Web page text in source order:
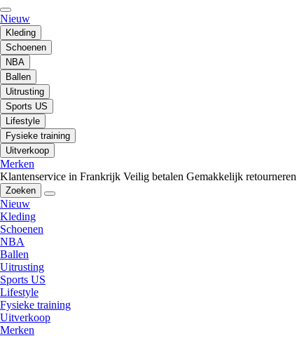
Nieuw
Kleding
Schoenen
NBA
Ballen
Uitrusting
Sports US
Lifestyle
Fysieke training
Uitverkoop
Merken
Klantenservice in Frankrijk Veilig betalen Gemakkelijk retourneren
Zoeken
Nieuw
Kleding
Schoenen
NBA
Ballen
Uitrusting
Sports US
Lifestyle
Fysieke training
Uitverkoop
Merken